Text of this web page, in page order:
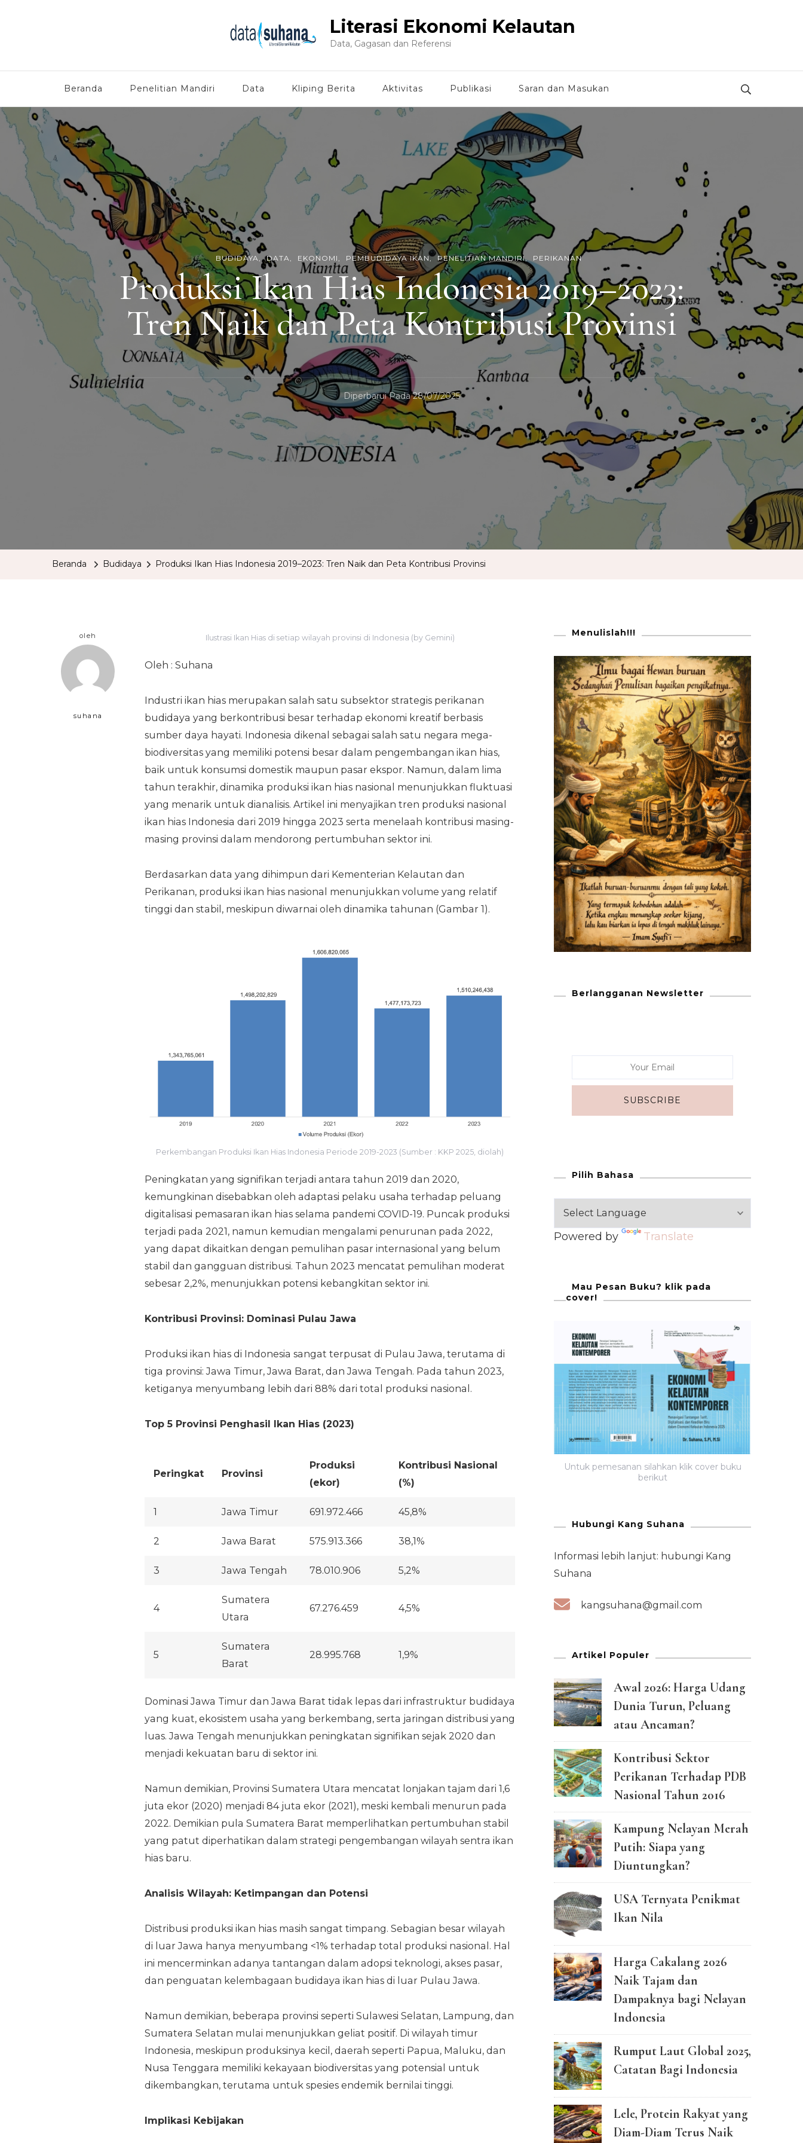
Literasi Ekonomi Kelautan
Data, Gagasan dan Referensi
Beranda Penelitian Mandiri Data Kliping Berita Aktivitas Publikasi Saran dan Masukan
BUDIDAYA DATA EKONOMI PEMBUDIDAYA IKAN PENELITIAN MANDIRI PERIKANAN
Produksi Ikan Hias Indonesia 2019–2023:
Tren Naik dan Peta Kontribusi Provinsi
Diperbarui Pada28/07/2025
Beranda Budidaya Produksi Ikan Hias Indonesia 2019–2023: Tren Naik dan Peta Kontribusi Provinsi
oleh
suhana
Ilustrasi Ikan Hias di setiap wilayah provinsi di Indonesia (by Gemini)
Oleh : Suhana
Industri ikan hias merupakan salah satu subsektor strategis perikanan
budidaya yang berkontribusi besar terhadap ekonomi kreatif berbasis
sumber daya hayati. Indonesia dikenal sebagai salah satu negara mega-
biodiversitas yang memiliki potensi besar dalam pengembangan ikan hias,
baik untuk konsumsi domestik maupun pasar ekspor. Namun, dalam lima
tahun terakhir, dinamika produksi ikan hias nasional menunjukkan fluktuasi
yang menarik untuk dianalisis. Artikel ini menyajikan tren produksi nasional
ikan hias Indonesia dari 2019 hingga 2023 serta menelaah kontribusi masing-
masing provinsi dalam mendorong pertumbuhan sektor ini.
Berdasarkan data yang dihimpun dari Kementerian Kelautan dan
Perikanan, produksi ikan hias nasional menunjukkan volume yang relatif
tinggi dan stabil, meskipun diwarnai oleh dinamika tahunan (Gambar 1).
Perkembangan Produksi Ikan Hias Indonesia Periode 2019-2023 (Sumber : KKP 2025, diolah)
Peningkatan yang signifikan terjadi antara tahun 2019 dan 2020,
kemungkinan disebabkan oleh adaptasi pelaku usaha terhadap peluang
digitalisasi pemasaran ikan hias selama pandemi COVID-19. Puncak produksi
terjadi pada 2021, namun kemudian mengalami penurunan pada 2022,
yang dapat dikaitkan dengan pemulihan pasar internasional yang belum
stabil dan gangguan distribusi. Tahun 2023 mencatat pemulihan moderat
sebesar 2,2%, menunjukkan potensi kebangkitan sektor ini.
Kontribusi Provinsi: Dominasi Pulau Jawa
Produksi ikan hias di Indonesia sangat terpusat di Pulau Jawa, terutama di
tiga provinsi: Jawa Timur, Jawa Barat, dan Jawa Tengah. Pada tahun 2023,
ketiganya menyumbang lebih dari 88% dari total produksi nasional.
Top 5 Provinsi Penghasil Ikan Hias (2023)
Peringkat Provinsi
Produksi
(ekor)
Kontribusi Nasional
(%)
1 Jawa Timur 691.972.466 45,8%
2 Jawa Barat 575.913.366 38,1%
3 Jawa Tengah 78.010.906 5,2%
4
Sumatera
Utara
67.276.459 4,5%
5
Sumatera
Barat
28.995.768 1,9%
Dominasi Jawa Timur dan Jawa Barat tidak lepas dari infrastruktur budidaya
yang kuat, ekosistem usaha yang berkembang, serta jaringan distribusi yang
luas. Jawa Tengah menunjukkan peningkatan signifikan sejak 2020 dan
menjadi kekuatan baru di sektor ini.
Namun demikian, Provinsi Sumatera Utara mencatat lonjakan tajam dari 1,6
juta ekor (2020) menjadi 84 juta ekor (2021), meski kembali menurun pada
2022. Demikian pula Sumatera Barat memperlihatkan pertumbuhan stabil
yang patut diperhatikan dalam strategi pengembangan wilayah sentra ikan
hias baru.
Analisis Wilayah: Ketimpangan dan Potensi
Distribusi produksi ikan hias masih sangat timpang. Sebagian besar wilayah
di luar Jawa hanya menyumbang <1% terhadap total produksi nasional. Hal
ini mencerminkan adanya tantangan dalam adopsi teknologi, akses pasar,
dan penguatan kelembagaan budidaya ikan hias di luar Pulau Jawa.
Namun demikian, beberapa provinsi seperti Sulawesi Selatan, Lampung, dan
Sumatera Selatan mulai menunjukkan geliat positif. Di wilayah timur
Indonesia, meskipun produksinya kecil, daerah seperti Papua, Maluku, dan
Nusa Tenggara memiliki kekayaan biodiversitas yang potensial untuk
dikembangkan, terutama untuk spesies endemik bernilai tinggi.
Implikasi Kebijakan
Menulislah!!!
Berlangganan Newsletter
Pilih Bahasa
Powered by Translate
Mau Pesan Buku? klik pada
cover!
Untuk pemesanan silahkan klik cover buku
berikut
Hubungi Kang Suhana
Informasi lebih lanjut: hubungi Kang
Suhana
kangsuhana@gmail.com
Artikel Populer
Awal 2026: Harga Udang
Dunia Turun, Peluang
atau Ancaman?
Kontribusi Sektor
Perikanan Terhadap PDB
Nasional Tahun 2016
Kampung Nelayan Merah
Putih: Siapa yang
Diuntungkan?
USA Ternyata Penikmat
Ikan Nila
Harga Cakalang 2026
Naik Tajam dan
Dampaknya bagi Nelayan
Indonesia
Rumput Laut Global 2025,
Catatan Bagi Indonesia
Lele, Protein Rakyat yang
Diam-Diam Terus Naik